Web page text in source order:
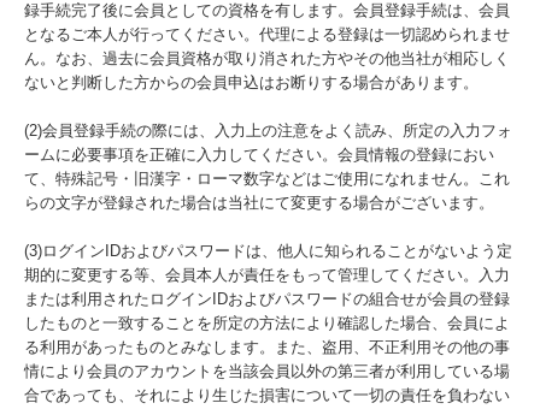
録手続完了後に会員としての資格を有します。会員登録手続は、会員
となるご本人が行ってください。代理による登録は一切認められませ
ん。なお、過去に会員資格が取り消された方やその他当社が相応しく
ないと判断した方からの会員申込はお断りする場合があります。
(2)会員登録手続の際には、入力上の注意をよく読み、所定の入力フォ
ームに必要事項を正確に入力してください。会員情報の登録におい
て、特殊記号・旧漢字・ローマ数字などはご使用になれません。これ
らの文字が登録された場合は当社にて変更する場合がございます。
(3)ログインIDおよびパスワードは、他人に知られることがないよう定
期的に変更する等、会員本人が責任をもって管理してください。入力
または利用されたログインIDおよびパスワードの組合せが会員の登録
したものと一致することを所定の方法により確認した場合、会員によ
る利用があったものとみなします。また、盗用、不正利用その他の事
情により会員のアカウントを当該会員以外の第三者が利用している場
合であっても、それにより生じた損害について一切の責任を負わない